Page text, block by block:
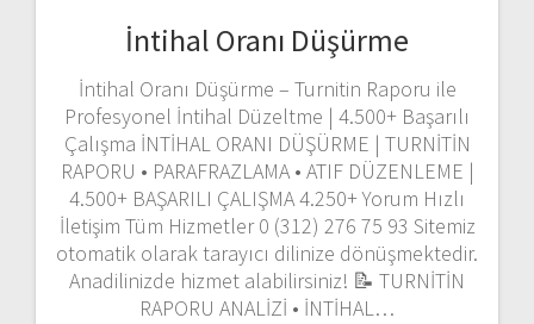
İntihal Oranı Düşürme
İntihal Oranı Düşürme – Turnitin Raporu ile
Profesyonel İntihal Düzeltme | 4.500+ Başarılı
Çalışma İNTİHAL ORANI DÜŞÜRME | TURNİTİN
RAPORU • PARAFRAZLAMA • ATIF DÜZENLEME |
4.500+ BAŞARILI ÇALIŞMA 4.250+ Yorum Hızlı
İletişim Tüm Hizmetler 0 (312) 276 75 93 Sitemiz
otomatik olarak tarayıcı dilinize dönüşmektedir.
Anadilinizde hizmet alabilirsiniz! 📝 TURNİTİN
RAPORU ANALİZİ • İNTİHAL…